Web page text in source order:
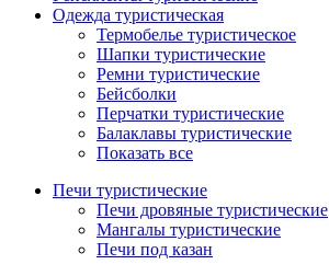
Одежда туристическая
Термобелье туристическое
Шапки туристические
Ремни туристические
Бейсболки
Перчатки туристические
Балаклавы туристические
Показать все
Печи туристические
Печи дровяные туристические
Мангалы туристические
Печи под казан